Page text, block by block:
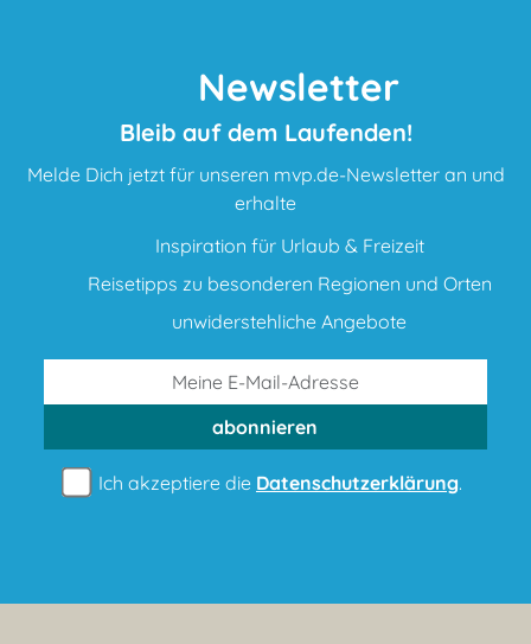
Newsletter
Bleib auf dem Laufenden!
Melde Dich jetzt für unseren mvp.de-Newsletter an und
erhalte
Inspiration für Urlaub & Freizeit
Reisetipps zu besonderen Regionen und Orten
unwiderstehliche Angebote
abonnieren
Ich akzeptiere die Datenschutzerklärung.